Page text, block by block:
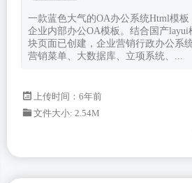
一款蓝色大气的OA办公系统Html模
企业内部办公OA模板。结合国产layui
块页面已创建，企业营销行政办公系
营销菜单、大数据库、立项系统、...
上传时间：6年前
文件大小: 2.54M